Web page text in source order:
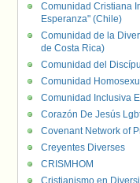
Comunidad Cristiana
Esperanza" (Chile)
Comunidad de la
de Costa Rica)
Comunidad del
Comunidad
Comunidad Inclusiva
Corazón De Jesús
Covenant Network of
Creyentes Diverses
CRISMHOM
Cristianismo en